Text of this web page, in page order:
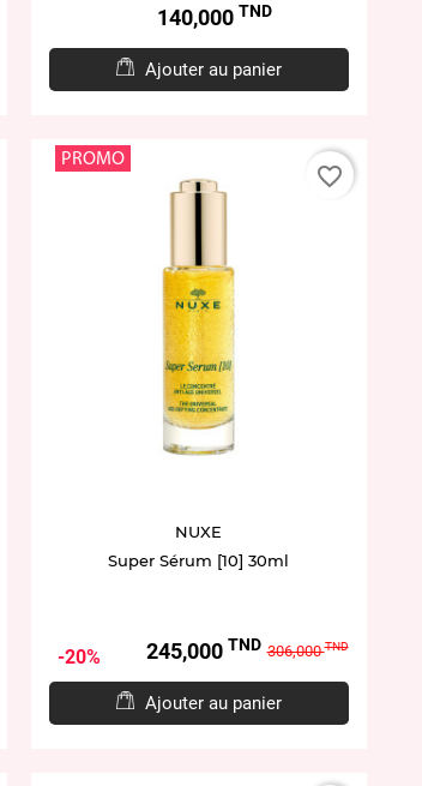
Prix140,000 TND
Ajouter au panier
PROMO
NUXE
Super Sérum [10] 30ml
20% Prix245,000 TNDPrix
base
306,000TND
Ajouter au panier
favorite_border